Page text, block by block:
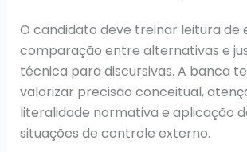
O candidato deve treinar leitura de
comparação entre alternativas e
técnica para discursivas. A banca
valorizar precisão conceitual,
literalidade normativa e aplicação
situações de controle externo.